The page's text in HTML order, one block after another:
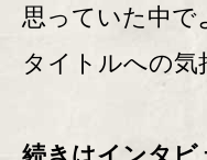
思っていた中で
タイトルへの気